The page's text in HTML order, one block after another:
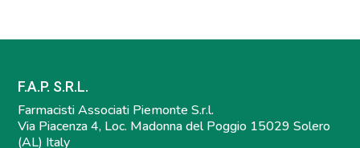
F.A.P. S.R.L.
Farmacisti Associati Piemonte S.r.l.
Via Piacenza 4, Loc. Madonna del Poggio 15029 Solero
(AL) Italy